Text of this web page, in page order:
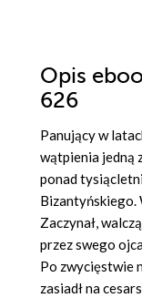
Opis
626
Panujący w
wątpienia jedną
ponad
Bizantyńskiego.
Zaczynał,
przez swego
Po zwycięstwie
zasiadł na